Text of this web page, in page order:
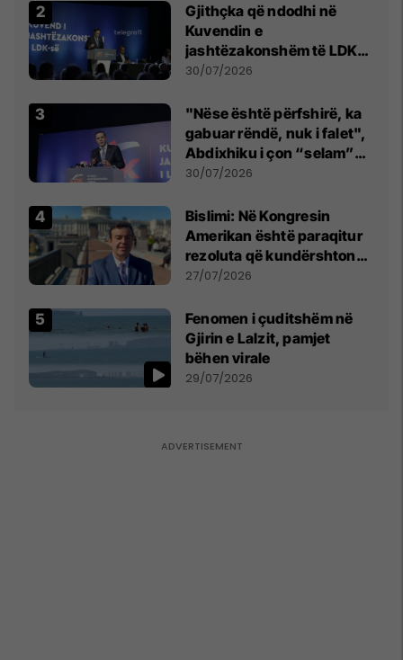
Gjithçka që ndodhi në
Kuvendin e
jashtëzakonshëm të LDK-
së
30/07/2026
"Nëse është përfshirë, ka
gabuar rëndë, nuk i falet",
Abdixhiku i çon “selam”
Përparim Ramës
30/07/2026
Bislimi: Në Kongresin
Amerikan është paraqitur
rezoluta që kundërshton
mbajtjen e Asamblesë
në Beograd
27/07/2026
Fenomen i çuditshëm në
Gjirin e Lalzit, pamjet
bëhen virale
29/07/2026